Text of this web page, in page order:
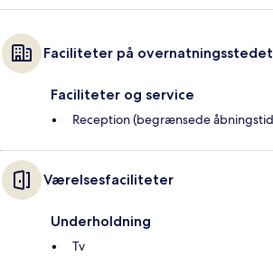
Faciliteter på overnatningsstedet
Faciliteter og service
Reception (begrænsede
Værelsesfaciliteter
Underholdning
Tv